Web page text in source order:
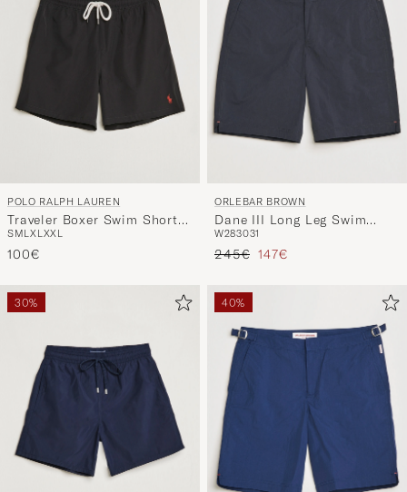
POLO RALPH LAUREN
Traveler Boxer Swim Shorts
Polo Black
SMLXLXXL
100€
ORLEBAR BROWN
Dane III Long Leg Swim
Shorts Black
W283031
Regulärer Preis
245€ Reduzierter Preis
147€
30% 40%